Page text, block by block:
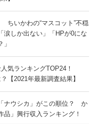
ちいかわの“マスコット”不穏
しか出ない」「HPが0にな
人気ランキングTOP24！
【2021年最新調査結果】
ナウシカ」がこの順位？ か
品」興行収入ランキング！